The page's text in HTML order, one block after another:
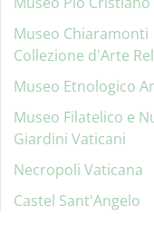
Museo Chiaramonti
Collezione d'Arte
Museo Etnologico
Museo Filatelico e
Giardini Vaticani
Necropoli Vaticana
Castel Sant'Angelo